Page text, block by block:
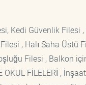
Kedi Güvenlik Filesi
, Halı Saha Üstü
Filesi , Balkon
FİLELERİ ,